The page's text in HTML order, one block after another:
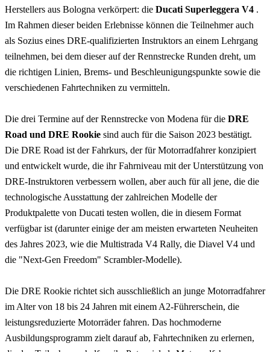
Herstellers aus Bologna verkörpert: die Ducati Superleggera V4 .
Im Rahmen dieser beiden Erlebnisse können die Teilnehmer auch
als Sozius eines DRE-qualifizierten Instruktors an einem Lehrgang
teilnehmen, bei dem dieser auf der Rennstrecke Runden dreht, um
die richtigen Linien, Brems- und Beschleunigungspunkte sowie die
verschiedenen Fahrtechniken zu vermitteln.
Die drei Termine auf der Rennstrecke von Modena für die DRE
Road und DRE Rookie sind auch für die Saison 2023 bestätigt.
Die DRE Road ist der Fahrkurs, der für Motorradfahrer konzipiert
und entwickelt wurde, die ihr Fahrniveau mit der Unterstützung von
DRE-Instruktoren verbessern wollen, aber auch für all jene, die die
technologische Ausstattung der zahlreichen Modelle der
Produktpalette von Ducati testen wollen, die in diesem Format
verfügbar ist (darunter einige der am meisten erwarteten Neuheiten
des Jahres 2023, wie die Multistrada V4 Rally, die Diavel V4 und
die "Next-Gen Freedom" Scrambler-Modelle).
Die DRE Rookie richtet sich ausschließlich an junge Motorradfahrer
im Alter von 18 bis 24 Jahren mit einem A2-Führerschein, die
leistungsreduzierte Motorräder fahren. Das hochmoderne
Ausbildungsprogramm zielt darauf ab, Fahrtechniken zu erlernen,